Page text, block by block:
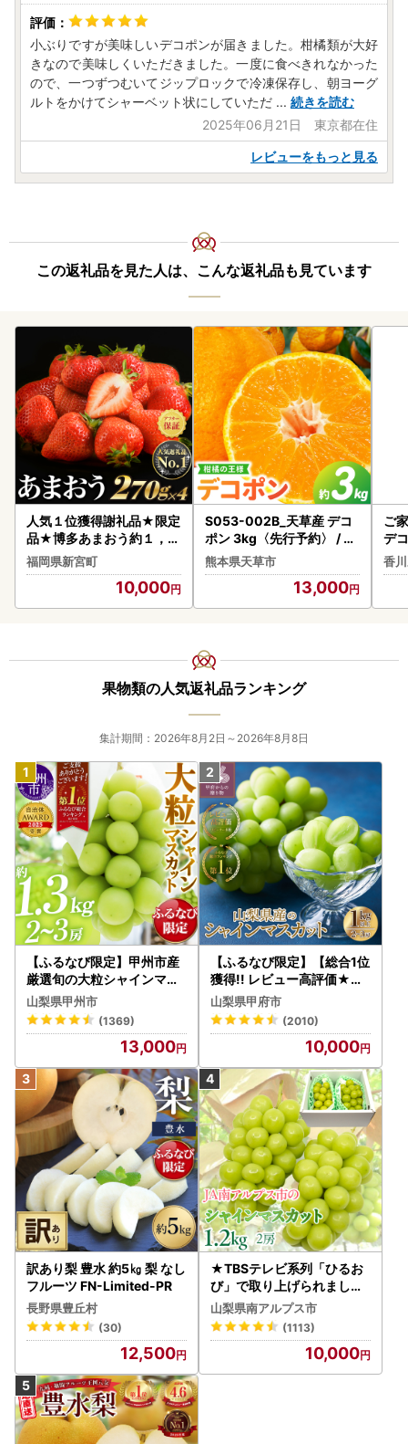
小ぶりですが美味しいデコポンが届きました。柑橘類が大好
きなので美味しくいただきました。一度に食べきれなかった
ので、一つずつむいてジップロックで冷凍保存し、朝ヨーグ
ルトをかけてシャーベット状にしていただ ... 続きを読む
2025年06月21日 東京都在住
レビューをもっと見る
この返礼品を見た人は、こんな返礼品も見ています
人気１位獲得謝礼品★限定
品★博多あまおう約１，０
８０g（先行受付／２０２
７年２月以降発送）.A160
福岡県新宮町
10,000
S053-002B_天草産 デコ
ポン 3kg〈先行予約〉 / デ
コポン 柑橘 みかん フルー
ツ
熊本県天草市
13,000
ご
デ
み
香
果物類の人気返礼品ランキング
集計期間：2026年8月2日～2026年8月8日
【ふるなび限定】甲州市産
厳選旬の大粒シャインマス
カット 約1.3kg 2～3房【2
026年発送】（MG）B12-
472 FN-Limited-VO シャ
インマスカット フルーツ
山梨県甲州市
(1369)
13,000
【ふるなび限定】【総合1位
獲得!! レビュー高評価★】
〈2026年度配送分〉山梨
県産 シャインマスカット 2
～3房（1.0kg以上）シャイ
ン フルーツ FN-Limited-S
P
山梨県甲府市
(2010)
10,000
訳あり梨 豊水 約5㎏ 梨 なし
フルーツ FN-Limited-PR
長野県豊丘村
(30)
12,500
★TBSテレビ系列「ひるお
び」で取り上げられました
！★＜2026年発送先行予
約＞絶品！南アルプス市産
シャインマスカット1.2kg A
LPAA003 | 人気 山梨産 高
評価 ランキング おすすめ |
山梨県南アルプス市
(1113)
10,000